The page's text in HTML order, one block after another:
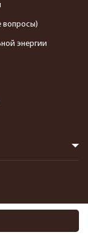
вопросы)
энергии
и снаряжения–